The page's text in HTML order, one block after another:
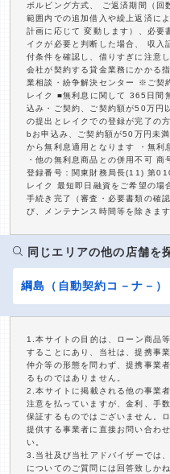
ボルビング方式、 ご返済期間（
範囲内での追加借入や繰上返済に
計画に応じて 変動します）、必要
イクが必要と判断した場合、 収
付条件を確認し、借りすぎに注意
会社が契約する貸金業務にかかる
業相談・紛争解決センター ※ご契
レイク ■無利息に関して 365日
込み・ご契約、ご契約額が50万円
の提出とレイクでの登録が完了
bお申込み、ご契約額が50万円未
から無利息適用となります ・無利
・他の無利息商品との併用不可
登録番号：関東財務局長(11) 第
レイク 最短即日融資をご希望の
手続き完了（審査・必要書類の確
び、メンテナンス時間等を除きます
同じエリアの他の店舗を
綱島（自動契約コ－ナ－）
1.本サイトの目的は、ローン商品
することにあり、当社は、提携事
仲介等の形態を問わず、提携事業
るものではありません。
2.本サイトに掲載される他の事業
注意を払っていますが、金利、手
保証するものではございません。
提供する事業者に直接お問い合わ
い。
3.当社及び当社アドバイザーでは
についてのご質問には回答致しか